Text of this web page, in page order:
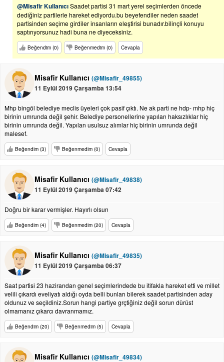
@Misafir KullanıcıSaadet partisi 31 mart yerel seçimlerden öncede
dediğiniz partilerle hareket ediyordu.bu beyefendiler neden saadet
partisinden seçime girdiler insanların eleştirisi bunadır.bilinçli konuyu
saptırıyorsunuz hadi buna ne diyeceksiniz.
Beğendim (0) Beğenmedim (0) Cevapla
Misafir Kullanıcı (@Misafir_49855)
11 Eylül 2019 Çarşamba 13:54
Mhp bingöl belediye meclis üyeleri çok pasif çıktı. Ne ak parti ne hdp- mhp hiç
birinin umrunda değil şehir. Belediye personellerine yapılan haksızlıklar hiç
birinin umrunda değil. Yapılan usulsuz alımlar hiç birinin umrunda değil
malesef.
Beğendim (3) Beğenmedim (0) Cevapla
Misafir Kullanıcı (@Misafir_49838)
11 Eylül 2019 Çarşamba 07:42
Doğru bir karar vermişler. Hayırlı olsun
Beğendim (4) Beğenmedim (20) Cevapla
Misafir Kullanıcı (@Misafir_49835)
11 Eylül 2019 Çarşamba 06:37
Saat partisi 23 hazirandan genel seçimlerindede bu itifakla hareket etti ve millet
velili çıkardı eveliyatı aldığı oyda belli bunları bilerek saadet partisinden aday
oldunuz ve seçildiniz.Sorun hangi partiye grçtiğiniz değil sorun dürüst
olmamanız çıkarcı davranmamız.
Beğendim (20) Beğenmedim (5) Cevapla
Misafir Kullanıcı (@Misafir_49834)